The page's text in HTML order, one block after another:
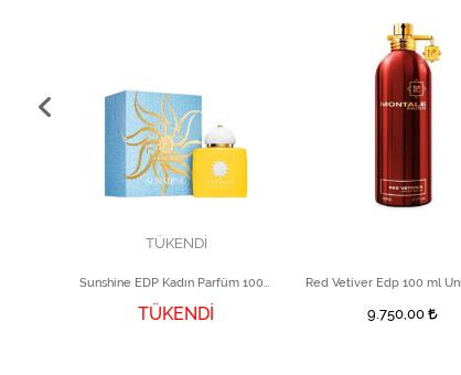
TÜKENDİ
TÜKENDİ 9.750,00